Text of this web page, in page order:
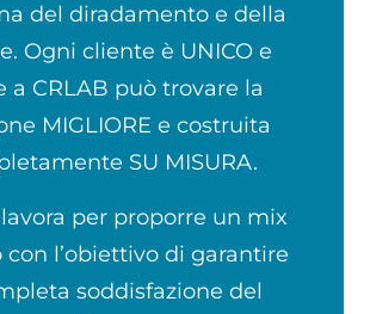
del diradamento e della
Ogni cliente è UNICO e
a CRLAB può trovare la
MIGLIORE e costruita
SU MISURA.
lavora per proporre un mix
l’obiettivo di garantire
soddisfazione del